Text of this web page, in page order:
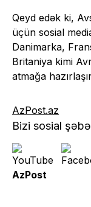
Qeyd edək ki,
üçün sosial
Danimarka,
Britaniya kimi
atmağa
AzPost.az
Bizi sosial
AzPost